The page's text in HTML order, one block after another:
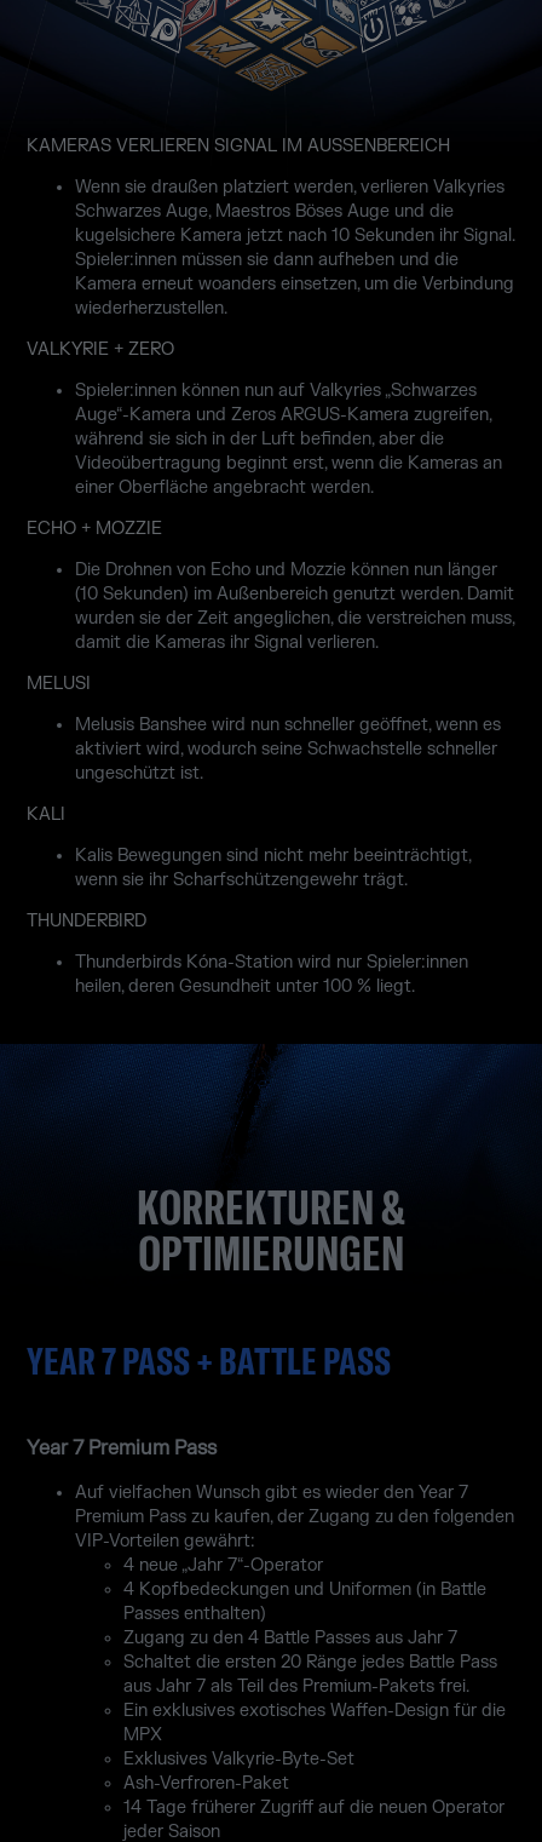
KAMERAS VERLIEREN SIGNAL IM AUSSENBEREICH
Wenn sie draußen platziert werden, verlieren Valkyries
Schwarzes Auge, Maestros Böses Auge und die
kugelsichere Kamera jetzt nach 10 Sekunden ihr Signal.
Spieler:innen müssen sie dann aufheben und die
Kamera erneut woanders einsetzen, um die Verbindung
wiederherzustellen.
VALKYRIE + ZERO
Spieler:innen können nun auf Valkyries „Schwarzes
Auge“-Kamera und Zeros ARGUS-Kamera zugreifen,
während sie sich in der Luft befinden, aber die
Videoübertragung beginnt erst, wenn die Kameras an
einer Oberfläche angebracht werden.
ECHO + MOZZIE
Die Drohnen von Echo und Mozzie können nun länger
(10 Sekunden) im Außenbereich genutzt werden. Damit
wurden sie der Zeit angeglichen, die verstreichen muss,
damit die Kameras ihr Signal verlieren.
MELUSI
Melusis Banshee wird nun schneller geöffnet, wenn es
aktiviert wird, wodurch seine Schwachstelle schneller
ungeschützt ist.
KALI
Kalis Bewegungen sind nicht mehr beeinträchtigt,
wenn sie ihr Scharfschützengewehr trägt.
THUNDERBIRD
Thunderbirds Kóna-Station wird nur Spieler:innen
heilen, deren Gesundheit unter 100 % liegt.
KORREKTUREN &
OPTIMIERUNGEN
YEAR 7 PASS + BATTLE PASS
Year 7 Premium Pass
Auf vielfachen Wunsch gibt es wieder den Year 7
Premium Pass zu kaufen, der Zugang zu den folgenden
VIP-Vorteilen gewährt:
4 neue „Jahr 7“-Operator
4 Kopfbedeckungen und Uniformen (in Battle
Passes enthalten)
Zugang zu den 4 Battle Passes aus Jahr 7
Schaltet die ersten 20 Ränge jedes Battle Pass
aus Jahr 7 als Teil des Premium-Pakets frei.
Ein exklusives exotisches Waffen-Design für die
MPX
Exklusives Valkyrie-Byte-Set
Ash-Verfroren-Paket
14 Tage früherer Zugriff auf die neuen Operator
jeder Saison